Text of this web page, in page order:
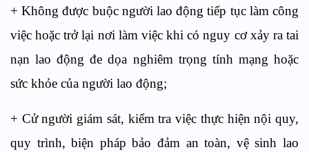
+ Không được buộc người lao động tiếp tục làm công
việc hoặc trở lại nơi làm việc khi có nguy cơ xảy ra tai
nạn lao động đe dọa nghiêm trọng tính mạng hoặc
sức khỏe của người lao động;
+ Cử người giám sát, kiểm tra việc thực hiện nội quy,
quy trình, biện pháp bảo đảm an toàn, vệ sinh lao